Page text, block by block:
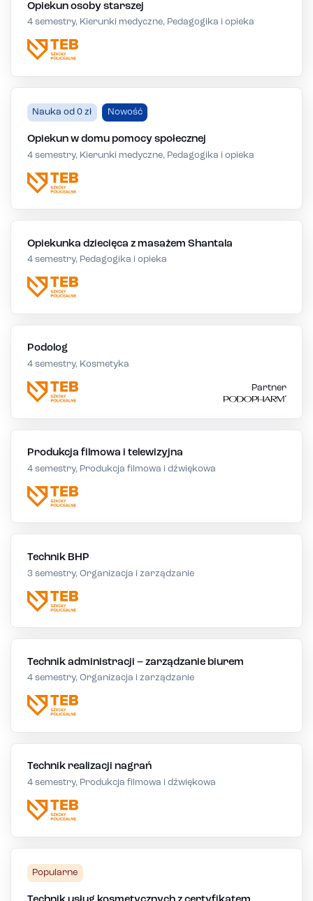
Opiekun osoby starszej
4 semestry, Kierunki medyczne, Pedagogika i opieka
Nauka od 0 zł Nowość
Opiekun w domu pomocy społecznej
4 semestry, Kierunki medyczne, Pedagogika i opieka
Opiekunka dziecięca z masażem Shantala
4 semestry, Pedagogika i opieka
Podolog
4 semestry, Kosmetyka
Partner
Produkcja filmowa i telewizyjna
4 semestry, Produkcja filmowa i dźwiękowa
Technik BHP
3 semestry, Organizacja i zarządzanie
Technik administracji – zarządzanie biurem
4 semestry, Organizacja i zarządzanie
Technik realizacji nagrań
4 semestry, Produkcja filmowa i dźwiękowa
Popularne